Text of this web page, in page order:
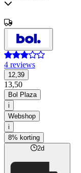
4 reviews
12,39
13,50
Bol Plaza
i
Webshop
i
8% korting
2d